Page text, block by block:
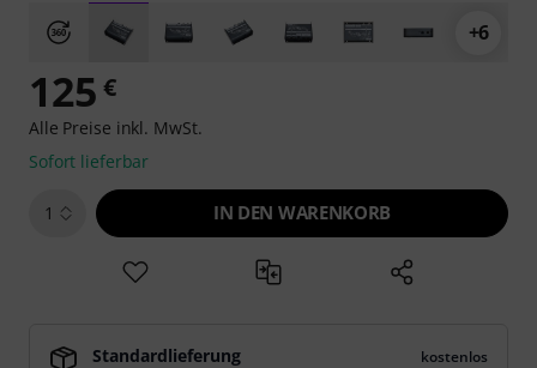
+6
125 €
Alle Preise inkl. MwSt.
Sofort lieferbar
1 IN DEN WARENKORB
Standardlieferung
kostenlos